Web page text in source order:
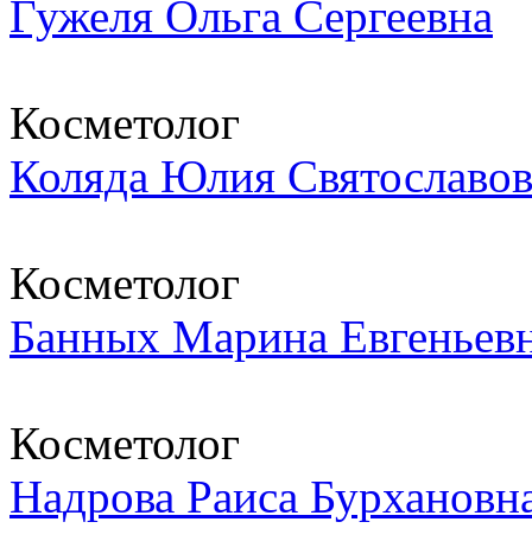
Гужеля Ольга Сергеевна
Косметолог
Коляда Юлия
Косметолог
Банных Марина
Косметолог
Надрова Раиса